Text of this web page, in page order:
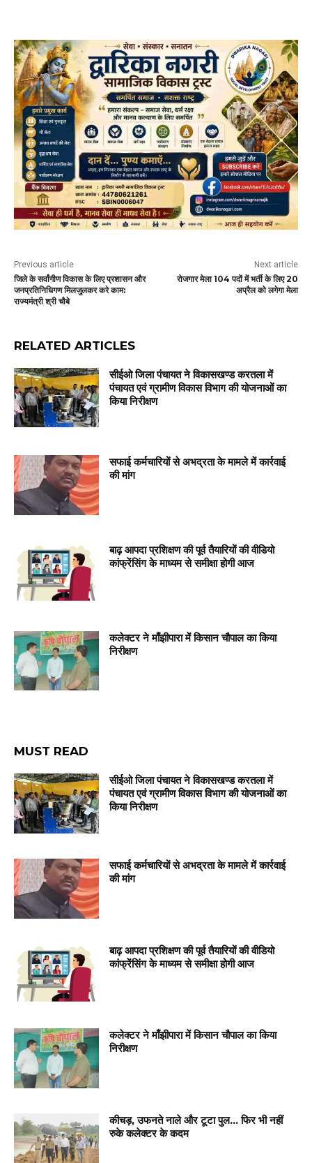
Previous article
जिले के सर्वांगीण विकास के लिए प्रशासन और
जनप्रतिनिधिगण मिलजुलकर करे काम:
राज्यमंत्री श्री चौबे
Next article
रोजगार मेला 104 पदों में भर्ती के लिए 20
अप्रैल को लगेगा मेला
RELATED ARTICLES
सीईओ जिला पंचायत ने विकासखण्ड करतला में
पंचायत एवं ग्रामीण विकास विभाग की योजनाओं का
किया निरीक्षण
सफाई कर्मचारियों से अभद्रता के मामले में कार्रवाई
की मांग
बाढ़ आपदा प्रशिक्षण की पूर्व तैयारियों की वीडियो
कांफ्रेंसिंग के माध्यम से समीक्षा होगी आज
कलेक्टर ने माँझीपारा में किसान चौपाल का किया
निरीक्षण
MUST READ
सीईओ जिला पंचायत ने विकासखण्ड करतला में
पंचायत एवं ग्रामीण विकास विभाग की योजनाओं का
किया निरीक्षण
सफाई कर्मचारियों से अभद्रता के मामले में कार्रवाई
की मांग
बाढ़ आपदा प्रशिक्षण की पूर्व तैयारियों की वीडियो
कांफ्रेंसिंग के माध्यम से समीक्षा होगी आज
कलेक्टर ने माँझीपारा में किसान चौपाल का किया
निरीक्षण
कीचड़, उफनते नाले और टूटा पुल… फिर भी नहीं
रुके कलेक्टर के कदम